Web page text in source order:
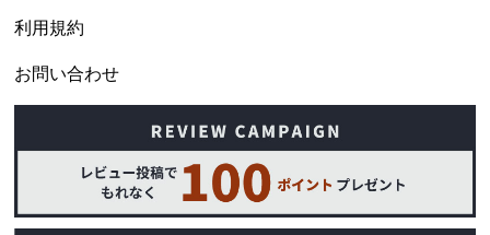
利用規約
お問い合わせ